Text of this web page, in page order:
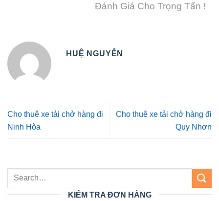
Đánh Giá Cho Trọng Tấn !
HUỆ NGUYỄN
Cho thuê xe tải chở hàng đi
Ninh Hòa
Cho thuê xe tải chở hàng đi
Quy Nhơn
KIỂM TRA ĐƠN HÀNG